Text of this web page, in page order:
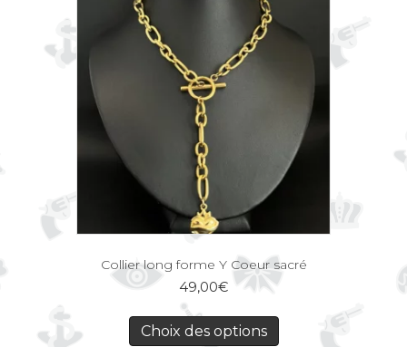
Collier long forme Y Coeur sacré
49,00€
Choix des options